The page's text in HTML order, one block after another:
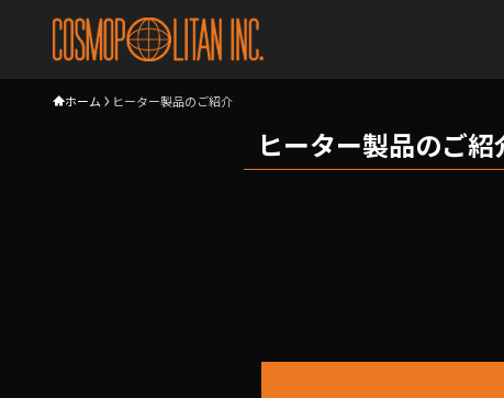
ホーム ヒーター製品のご紹介
ヒーター製品のご紹